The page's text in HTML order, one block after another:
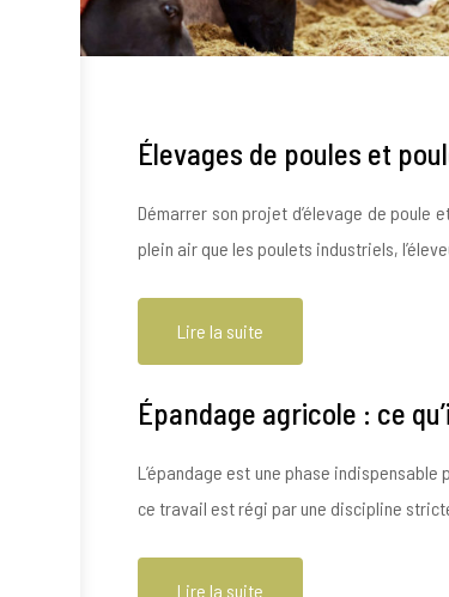
Élevages de poules et
Démarrer son projet d’élevage de poule
plein air que les poulets industriels,
Lire la suite
Épandage agricole : ce
L’épandage est une phase
ce travail est régi par une discipline
Lire la suite